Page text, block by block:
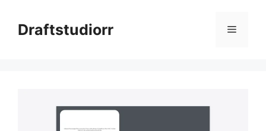
contentDraftstudiorr Menu